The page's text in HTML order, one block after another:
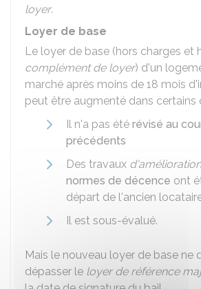
loyer.
Loyer de base
Le loyer de base (hors charges et
complément de loyer) d'un
marché après moins de 18 mois
peut être augmenté dans certains
Il n'a pas été révisé au
précédents
Des travaux d'amélioration
normes de décence ont
départ de l'ancien
Il est sous-évalué.
Mais le nouveau loyer de base ne
dépasser le loyer de référence